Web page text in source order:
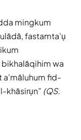
mingkum
fastamta'ụ
wa
a'māluhum fid-
khāsirụn (QS.